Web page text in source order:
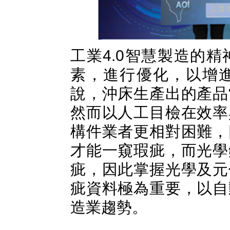
工業4.0智慧製造的精
素，進行優化，以增
說，沖床生產出的產
然而以人工目檢在效
構件業者更相對困難
才能一窺瑕疵，而光
疵，因此掌握光學及
疵資料極為重要，以
造業趨勢。